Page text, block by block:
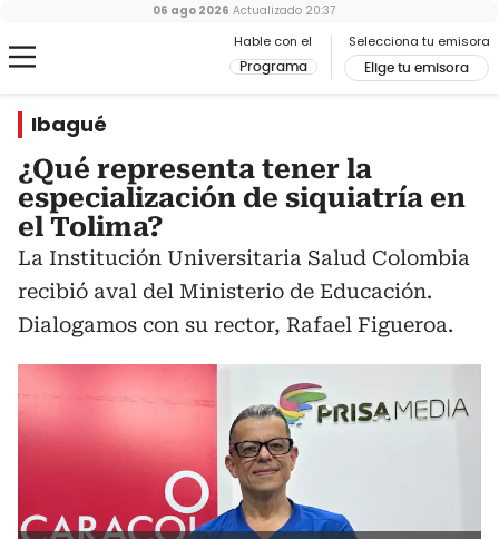
Hable con el
Programa
Selecciona tu emisora
Elige tu emisora
06 ago 2026 Actualizado 20:37
Ibagué
¿Qué representa tener la
especialización de siquiatría en
el Tolima?
La Institución Universitaria Salud Colombia
recibió aval del Ministerio de Educación.
Dialogamos con su rector, Rafael Figueroa.